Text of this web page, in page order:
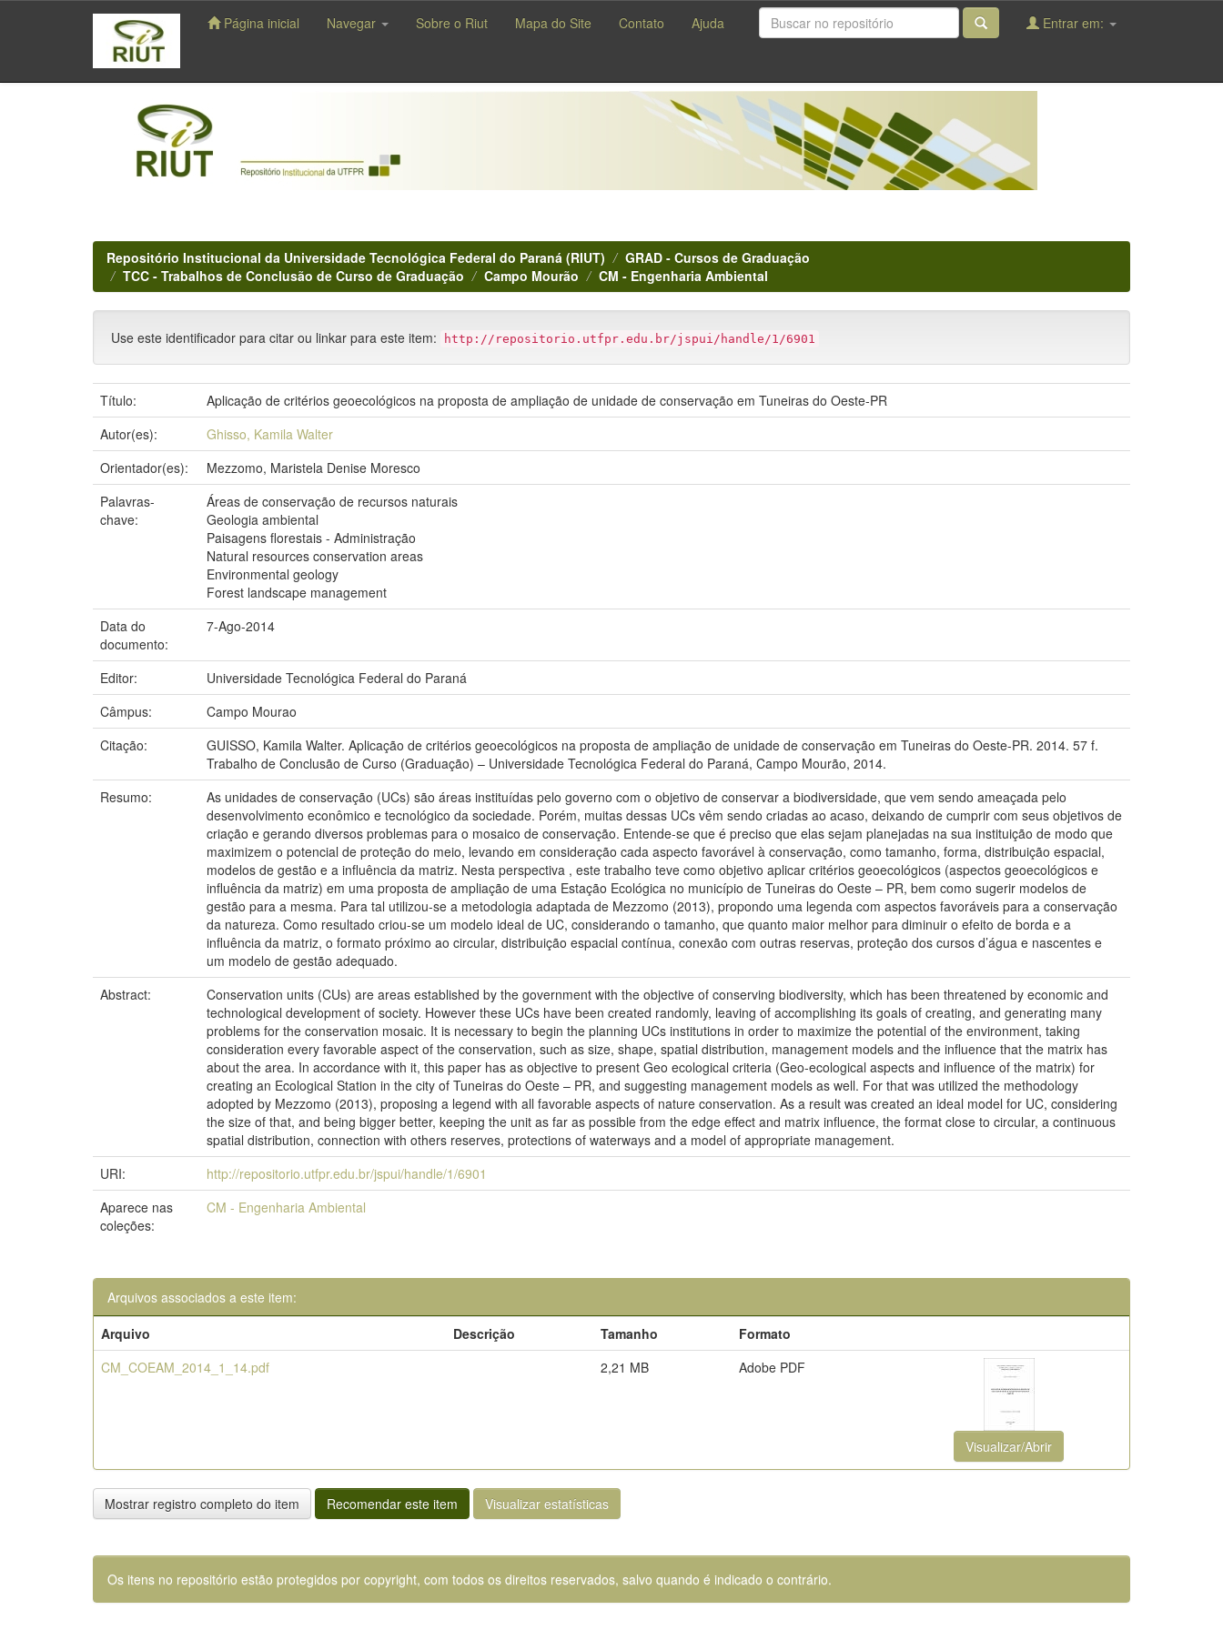
navigation
Página inicial Navegar Sobre o Riut Mapa do Site Contato Ajuda Entrar em:
Repositório Institucional da Universidade Tecnológica Federal do Paraná (RIUT)
GRAD - Cursos de Graduação
TCC - Trabalhos de Conclusão de Curso de Graduação
Campo Mourão CM - Engenharia Ambiental
Use este identificador para citar ou linkar para este item: http://repositorio.utfpr.edu.br/jspui/handle/1/6901
Título:
Aplicação de critérios geoecológicos na proposta de ampliação de unidade de conservação em Tuneiras do Oeste-PR
Autor(es):
Ghisso, Kamila Walter
Orientador(es):
Mezzomo, Maristela Denise Moresco
Palavras-
chave:
Áreas de conservação de recursos naturais
Geologia ambiental
Paisagens florestais - Administração
Natural resources conservation areas
Environmental geology
Forest landscape management
Data do
documento:
7-Ago-2014
Editor:
Universidade Tecnológica Federal do Paraná
Câmpus:
Campo Mourao
Citação:
GUISSO, Kamila Walter. Aplicação de critérios geoecológicos na proposta de ampliação de unidade de conservação em Tuneiras do Oeste-PR. 2014. 57 f.
Trabalho de Conclusão de Curso (Graduação) – Universidade Tecnológica Federal do Paraná, Campo Mourão, 2014.
Resumo:
As unidades de conservação (UCs) são áreas instituídas pelo governo com o objetivo de conservar a biodiversidade, que vem sendo ameaçada pelo
desenvolvimento econômico e tecnológico da sociedade. Porém, muitas dessas UCs vêm sendo criadas ao acaso, deixando de cumprir com seus objetivos de
criação e gerando diversos problemas para o mosaico de conservação. Entende-se que é preciso que elas sejam planejadas na sua instituição de modo que
maximizem o potencial de proteção do meio, levando em consideração cada aspecto favorável à conservação, como tamanho, forma, distribuição espacial,
modelos de gestão e a influência da matriz. Nesta perspectiva , este trabalho teve como objetivo aplicar critérios geoecológicos (aspectos geoecológicos e
influência da matriz) em uma proposta de ampliação de uma Estação Ecológica no município de Tuneiras do Oeste – PR, bem como sugerir modelos de
gestão para a mesma. Para tal utilizou-se a metodologia adaptada de Mezzomo (2013), propondo uma legenda com aspectos favoráveis para a conservação
da natureza. Como resultado criou-se um modelo ideal de UC, considerando o tamanho, que quanto maior melhor para diminuir o efeito de borda e a
influência da matriz, o formato próximo ao circular, distribuição espacial contínua, conexão com outras reservas, proteção dos cursos d’água e nascentes e
um modelo de gestão adequado.
Abstract:
Conservation units (CUs) are areas established by the government with the objective of conserving biodiversity, which has been threatened by economic and
technological development of society. However these UCs have been created randomly, leaving of accomplishing its goals of creating, and generating many
problems for the conservation mosaic. It is necessary to begin the planning UCs institutions in order to maximize the potential of the environment, taking
consideration every favorable aspect of the conservation, such as size, shape, spatial distribution, management models and the influence that the matrix has
about the area. In accordance with it, this paper has as objective to present Geo ecological criteria (Geo-ecological aspects and influence of the matrix) for
creating an Ecological Station in the city of Tuneiras do Oeste – PR, and suggesting management models as well. For that was utilized the methodology
adopted by Mezzomo (2013), proposing a legend with all favorable aspects of nature conservation. As a result was created an ideal model for UC, considering
the size of that, and being bigger better, keeping the unit as far as possible from the edge effect and matrix influence, the format close to circular, a continuous
spatial distribution, connection with others reserves, protections of waterways and a model of appropriate management.
URI:
http://repositorio.utfpr.edu.br/jspui/handle/1/6901
Aparece nas
coleções:
CM - Engenharia Ambiental
Arquivos associados a este item:
Arquivo
Descrição Tamanho
Formato
CM_COEAM_2014_1_14.pdf
2,21 MB Adobe PDF
Visualizar/Abrir
Mostrar registro completo do item Recomendar este item Visualizar estatísticas
Os itens no repositório estão protegidos por copyright, com todos os direitos reservados, salvo quando é indicado o contrário.